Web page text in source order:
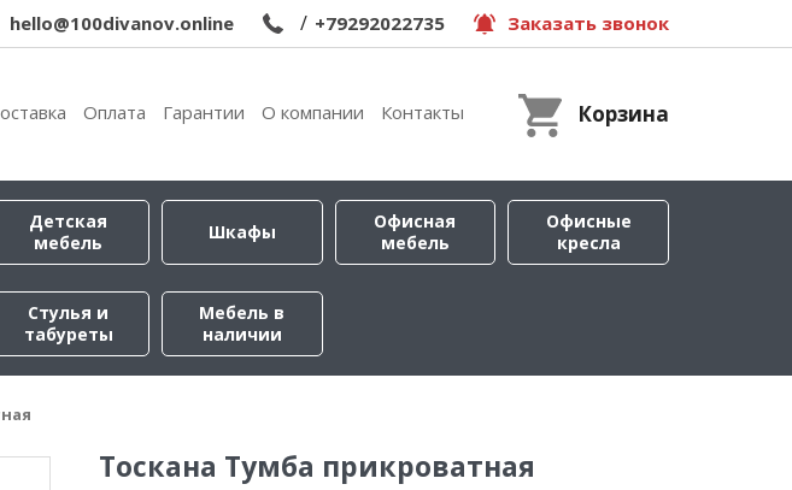
hello@100divanov.online / +79292022735 Заказать звонок
Оплата Гарантии О компании Контакты Корзина
Детская
мебель
Шкафы
Офисная
мебель
Офисные
кресла
Стулья и
табуреты
Мебель в
наличии
Тоскана Тумба прикроватная